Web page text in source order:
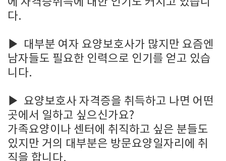
다.
▶ 대부분 여자 요양보호사가 많지만 요즘엔
남자들도 필요한 인력으로 인기를 얻고 있습
니다.
▶ 요양보호사 자격증을 취득하고 나면 어떤
곳에서 일하고 싶으신가요?
가족요양이나 센터에 취직하고 싶은 분들도
있지만 거의 대부분은 방문요양일자리에 취
직을 합니다.